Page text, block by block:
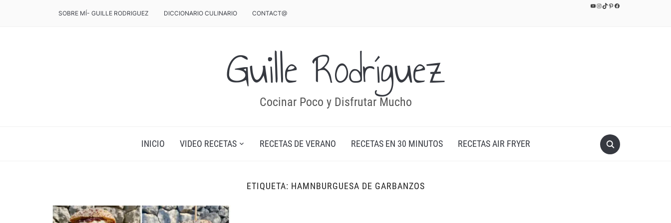
YouTube
Instagram
TikTok
Pinterest
Facebook
SOBRE MÍ- GUILLE RODRIGUEZ DICCIONARIO CULINARIO CONTACT@
Guille Rodríguez
Cocinar Poco y Disfrutar Mucho
INICIO VIDEO RECETAS RECETAS DE VERANO RECETAS EN 30 MINUTOS RECETAS AIR FRYER
ETIQUETA: HAMNBURGUESA DE GARBANZOS